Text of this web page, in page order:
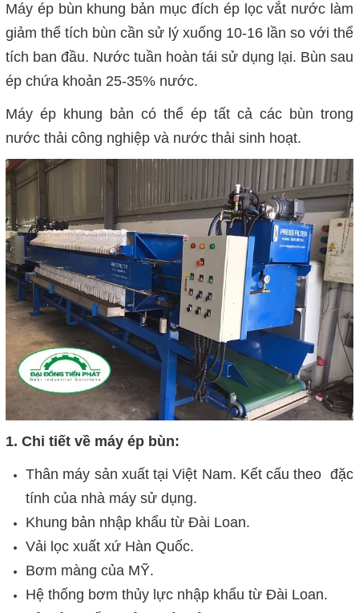
Máy ép bùn khung bản mục đích ép lọc vắt nước làm
giảm thể tích bùn cần sử lý xuống 10-16 lần so với thể
tích ban đầu. Nước tuần hoàn tái sử dụng lại. Bùn sau
ép chứa khoản 25-35% nước.
Máy ép khung bản có thể ép tất cả các bùn trong
nước thải công nghiệp và nước thải sinh hoạt.
1. Chi tiết về máy ép bùn:
Thân máy sản xuất tại Việt Nam. Kết cấu theo đặc
tính của nhà máy sử dụng.
Khung bản nhập khẩu từ Đài Loan.
Vải lọc xuất xứ Hàn Quốc.
Bơm màng của MỸ.
Hệ thống bơm thủy lực nhập khẩu từ Đài Loan.